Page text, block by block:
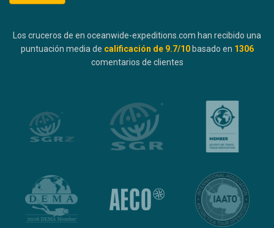
Los cruceros de en oceanwide-expeditions.com han recibido una
puntuación media de calificación de 9.7/10 basado en 1306
comentarios de clientes